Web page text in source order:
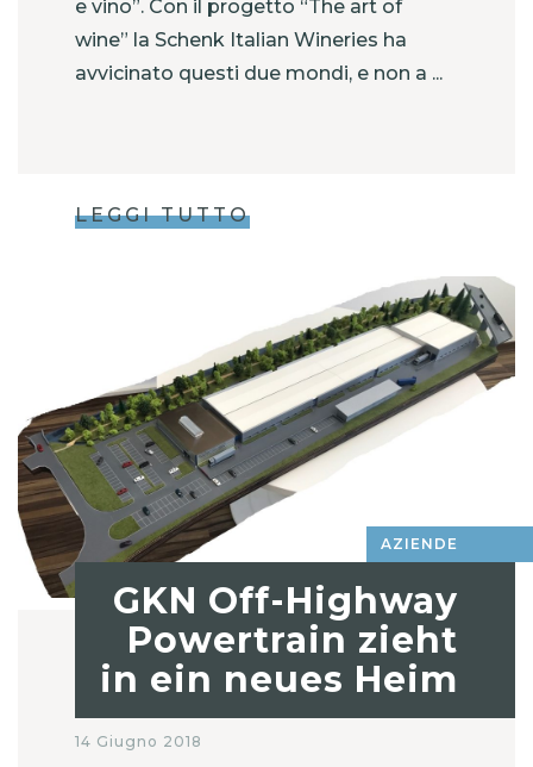
e vino”. Con il progetto “The art of
wine” la Schenk Italian Wineries ha
avvicinato questi due mondi, e non a ...
LEGGI TUTTO
AZIENDE
GKN Off-Highway
Powertrain zieht
in ein neues Heim
14 Giugno 2018